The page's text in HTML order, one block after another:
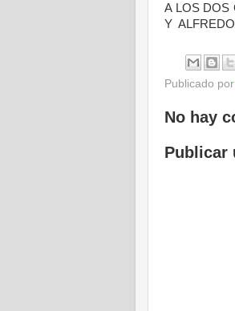
A LOS DOS
Y
Publicado por
No hay
Publicar